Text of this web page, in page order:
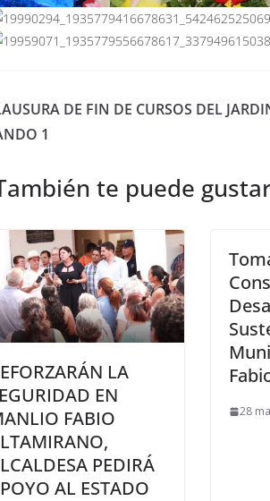
DE FIN DE CURSOS DEL
1
te puede
LA
EN
FABIO
PEDIRÁ
AL ESTADO
28